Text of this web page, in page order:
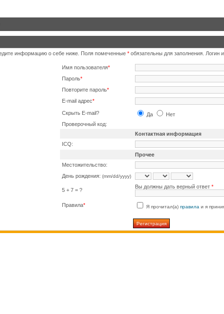
информацию о себе ниже. Поля помеченные * обязательны для заполнения. Логин
Имя пользователя*
Пароль*
Повторите пароль*
E-mail адрес*
Скрыть E-mail? Да
Нет
Проверочный код:
Контактная информация
ICQ:
Прочее
Местожительство:
День рождения: (mm/dd/yyyy)
5 + 7 = ?
Вы должны дать верный ответ *
Правила* Я прочитал(а) правила и я